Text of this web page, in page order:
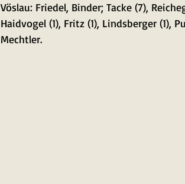
Vöslau: Friedel, Binder; Tacke (7),
Haidvogel (1), Fritz (1), Lindsberger (1),
Mechtler.